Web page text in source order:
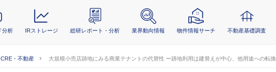
分析 IRストレージ 総研レポート・分析 業界動向情報 物件情報サーチ 不動産基礎調査
CRE・不動産 大規模小売店跡地にみる商業テナントの代替性 ー跡地利用は建替えが中心、他用途への転